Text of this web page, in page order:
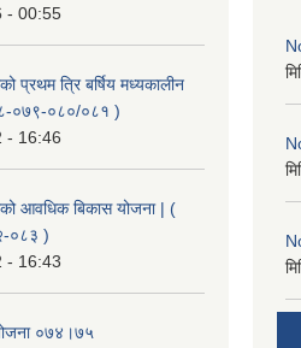
- 00:55
प्रथम त्रि बर्षिय मध्यकालीन
०७९-०८०/०८१ )
- 16:46
आवधिक बिकास योजना | (
०८३ )
- 16:43
०७४।७५